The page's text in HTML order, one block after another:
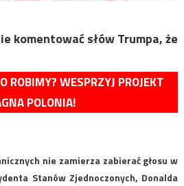
komentować słów Trumpa, że
ROBIMY? WESPRZYJ PROJEKT
POLONIA!
nie zamierza zabierać głosu w
Stanów Zjednoczonych, Donalda